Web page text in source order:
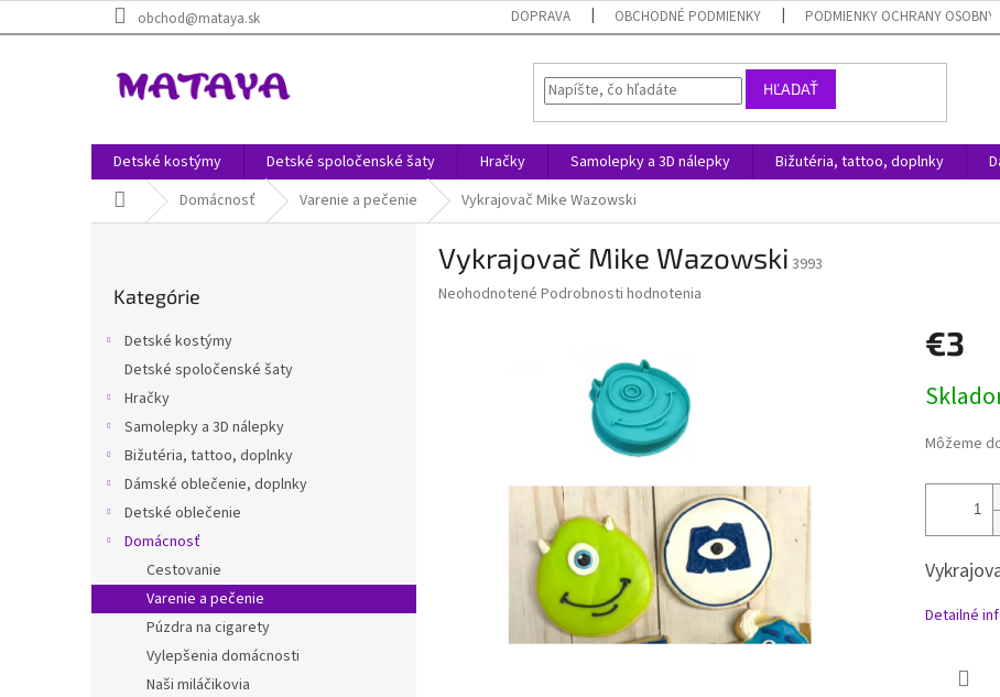
na
obchod@mataya.sk DOPRAVA OBCHODNÉ PODMIENKY PODMIENKY OCHRANY
HĽADAŤ
Detské kostýmy Detské spoločenské šaty Hračky Samolepky a 3D nálepky Bižutéria, tattoo, doplnky
DomovDomácnosť Varenie a pečenie Vykrajovač Mike Wazowski
kategórie
Kategórie
Detské kostýmy
Detské spoločenské šaty
Hračky
Samolepky a 3D nálepky
Bižutéria, tattoo, doplnky
Dámské oblečenie, doplnky
Detské oblečenie
Domácnosť
Cestovanie
Varenie a pečenie
Púzdra na cigarety
Vylepšenia domácnosti
Naši miláčikovia
Vykrajovač Mike Wazowski 3993
Priemerné
Neohodnotené Podrobnosti hodnotenia
€3
cena:
Môžeme
Detailné